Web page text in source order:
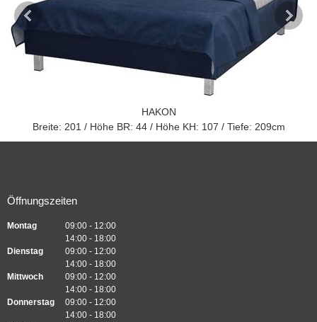
HAKON
Öffnungszeiten
Montag 09:00 - 12:00
14:00 - 18:00
Dienstag
09:00 - 12:00
14:00 - 18:00
Mittwoch
09:00 - 12:00
14:00 - 18:00
Donnerstag
09:00 - 12:00
14:00 - 18:00